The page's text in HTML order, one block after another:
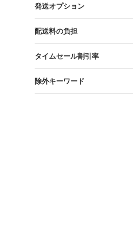
発送オプション
配送料の負担
タイムセール割引率
除外キーワード